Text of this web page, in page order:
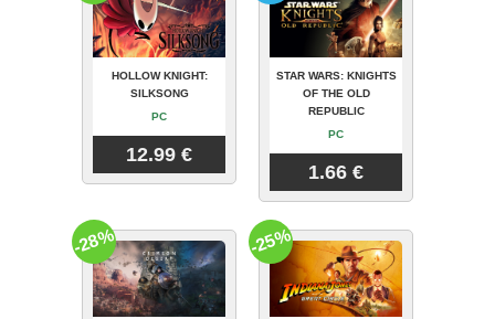
HOLLOW KNIGHT:
SILKSONG
PC
12.99 €
STAR WARS: KNIGHTS
OF THE OLD
REPUBLIC
PC
1.66 €
-28% -25%